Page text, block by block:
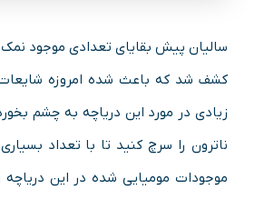
سالیان پیش بقایای تعدادی موجود نمک
کشف شد که باعث شده امروزه
زیادی در مورد این دریاچه به چشم
ناترون را سرچ کنید تا با تعداد
موجودات مومیایی شده در این دریاچه